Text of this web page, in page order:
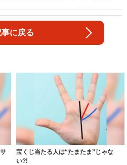
事に戻る
宝くじ当たる人は“たまたま”じゃな
い?!